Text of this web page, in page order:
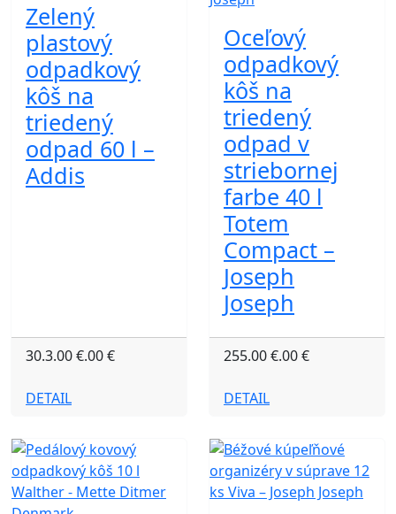
Zelený
plastový
odpadkový
kôš na
triedený
odpad 60 l –
Addis
30.3.00 €.00 €
DETAIL
Oceľový
odpadkový
kôš na
triedený
odpad v
striebornej
farbe 40 l
Totem
Compact –
Joseph
Joseph
255.00 €.00 €
DETAIL